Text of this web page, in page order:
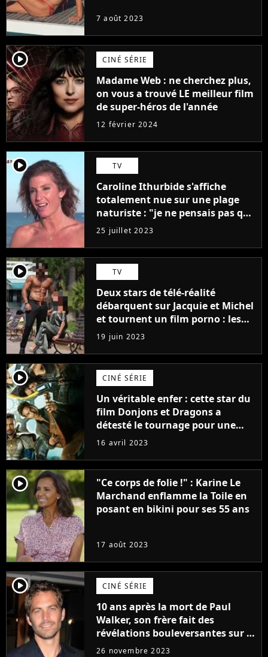
7 août 2023
player2 CINÉ SÉRIE
Madame Web : ne cherchez plus,
on vous a trouvé LE meilleur film
de super-héros de l'année
12 février 2024
player2 TV
Caroline Ithurbide s'affiche
totalement nue sur une plage
naturiste : "je ne pensais pas que
j'arriverais à le faire..."
25 juillet 2023
player2 TV
Deux stars de télé-réalité
débarquent sur Jacquie et Michel
et tournent un film porno : les
premières images du tournage
(exclu)
19 juin 2023
player2 CINÉ SÉRIE
Un véritable enfer : cette star du
film Donjons et Dragons a
détesté le tournage pour une
raison très spéciale
16 avril 2023
player2
"Ce corps de folie !" : Karine Le
Marchand enflamme la Toile en
posant en bikini pour ses 55 ans
17 août 2023
player2 CINÉ SÉRIE
10 ans après la mort de Paul
Walker, son frère fait des
révélations bouleversantes sur la
réaction des acteurs de Fast and
26 novembre 2023